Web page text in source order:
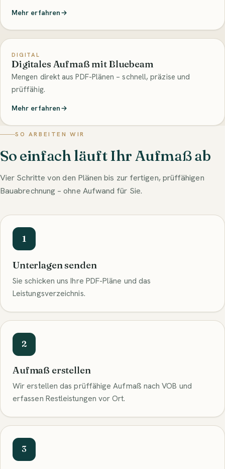
Mehr erfahren
DIGITAL
Digitales Aufmaß mit Bluebeam
Mengen direkt aus PDF-Plänen – schnell, präzise und
prüffähig.
Mehr erfahren
SO ARBEITEN WIR
So einfach läuft Ihr Aufmaß ab
Vier Schritte von den Plänen bis zur fertigen, prüffähigen
Bauabrechnung – ohne Aufwand für Sie.
1
Unterlagen senden
Sie schicken uns Ihre PDF-Pläne und das
Leistungsverzeichnis.
2
Aufmaß erstellen
Wir erstellen das prüffähige Aufmaß nach VOB und
erfassen Restleistungen vor Ort.
3